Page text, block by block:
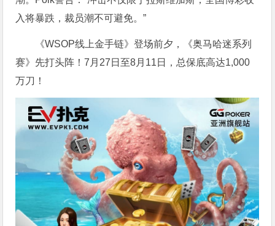
入将暴跌，裁员潮不可避免。”
《WSOP线上金手链》登场前夕，《奥马哈迷系列
赛》先打头阵！7月27日至8月11日，总保底高达1,000
万刀！